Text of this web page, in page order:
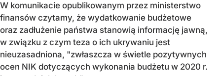
W komunikacie opublikowanym przez ministerstwo
finansów czytamy, że wydatkowanie budżetowe
oraz zadłużenie państwa stanowią informację jawną,
w związku z czym teza o ich ukrywaniu jest
nieuzasadniona, "zwłaszcza w świetle pozytywnych
ocen NIK dotyczących wykonania budżetu w 2020 r.